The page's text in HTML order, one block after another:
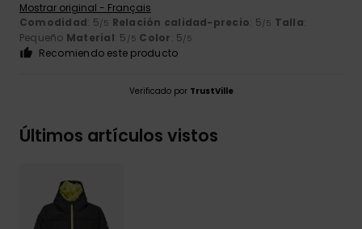
Mostrar original - Français
Comodidad: 5/5 Relación calidad-precio: 5/5 Talla:
Pequeño Material: 5 /5 Color: 5/5
Recomiendo este producto
Verificado por TrustVille
Últimos artículos vistos